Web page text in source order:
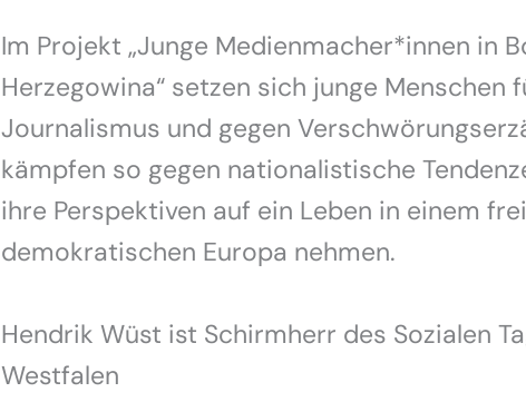
Im Projekt „Junge Medienmacher*innen in
Herzegowina“ setzen sich junge Menschen
Journalismus und gegen
kämpfen so gegen nationalistische
ihre Perspektiven auf ein Leben in einem
demokratischen Europa nehmen.
Hendrik Wüst ist Schirmherr des Sozialen
Westfalen